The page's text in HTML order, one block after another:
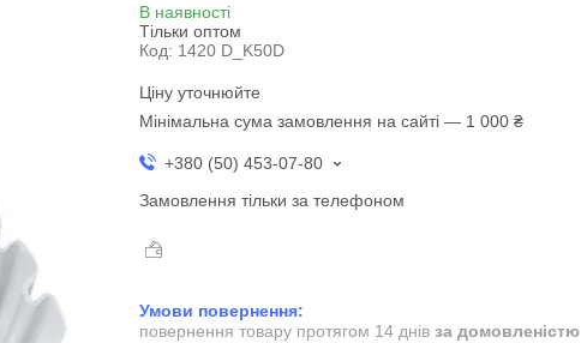
В наявності
Тільки оптом
Код: 1420 D_K50D
Ціну уточнюйте
Мінімальна сума замовлення на сайті — 1 000 ₴
+380 (50) 453-07-80
Замовлення тільки за телефоном
повернення товару протягом 14 днів за домовленістю